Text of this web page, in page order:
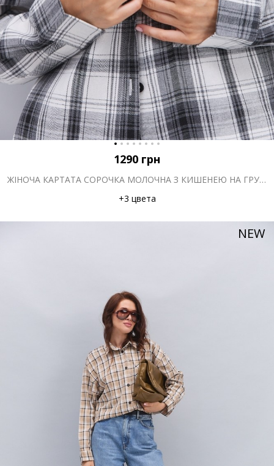
1290 грн
ЖІНОЧА КАРТАТА СОРОЧКА МОЛОЧНА З КИШЕНЕЮ НА ГРУДЯХ
+3 цвета
NEW